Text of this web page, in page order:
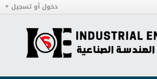
دخول أو تسجيل